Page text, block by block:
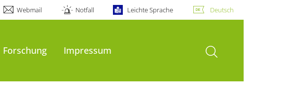
Webmail Notfall Leichte Sprache Deutsch
Forschung Impressum Suche öffnen